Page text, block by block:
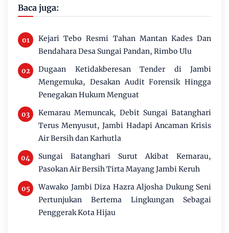
Baca juga:
Kejari Tebo Resmi Tahan Mantan Kades Dan
Bendahara Desa Sungai Pandan, Rimbo Ulu
Dugaan Ketidakberesan Tender di Jambi
Mengemuka, Desakan Audit Forensik Hingga
Penegakan Hukum Menguat
Kemarau Memuncak, Debit Sungai Batanghari
Terus Menyusut, Jambi Hadapi Ancaman Krisis
Air Bersih dan Karhutla
Sungai Batanghari Surut Akibat Kemarau,
Pasokan Air Bersih Tirta Mayang Jambi Keruh
Wawako Jambi Diza Hazra Aljosha Dukung Seni
Pertunjukan Bertema Lingkungan Sebagai
Penggerak Kota Hijau